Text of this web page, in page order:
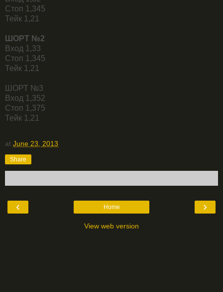
Стоп 1,345
Тейк 1,21
ШОРТ №2
Вход 1,33
Стоп 1,345
Тейк 1,21
ШОРТ №3
Вход 1,352
Стоп 1,375
Тейк 1,21
at June 23, 2013
Share
‹ ›
Home
View web version